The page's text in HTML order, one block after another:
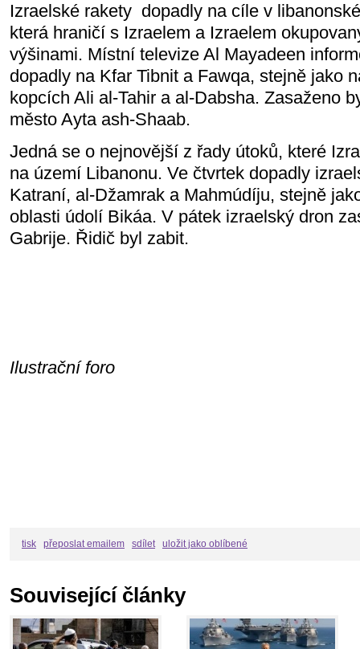
Izraelské rakety dopadly na cíle v
která hraničí s Izraelem a Izraelem
výšinami. Místní televize Al Mayadeen
dopadly na Kfar Tibnit a Fawqa, stejně jako
kopcích Ali al-Tahir a al-Dabsha. Zasaženo
město Ayta ash-Shaab.
Jedná se o nejnovější z řady útoků, které
na území Libanonu. Ve čtvrtek dopadly
Katraní, al-Džamrak a Mahmúdíju, stejně
oblasti údolí Bikáa. V pátek izraelský dron
Gabrije. Řidič byl zabit.
Ilustrační foro
tisk přeposlat emailem sdílet uložit jako oblíbené
Související články